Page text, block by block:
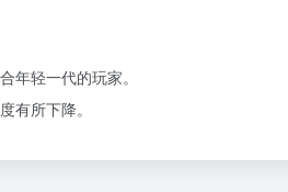
年轻一代的玩家。
有所下降。